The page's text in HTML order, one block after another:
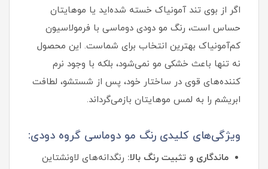
اگر از بوی تند آمونیاک خسته شده‌اید یا موهایتان
حساس است، رنگ مو دودی دوماسی با فرمولاسیون
کم‌آمونیاک بهترین انتخاب برای شماست. این محصول
نه تنها باعث خشکی مو نمی‌شود، بلکه با وجود نرم
کننده‌های قوی در ساختار خود، پس از شستشو، لطافت
ابریشم را به لمس موهایتان بازمی‌گرداند.
ویژگی‌های کلیدی رنگ مو دوماسی گروه دودی:
ماندگاری و تثبیت رنگ بالا: رنگدانه‌های لاونشتاین